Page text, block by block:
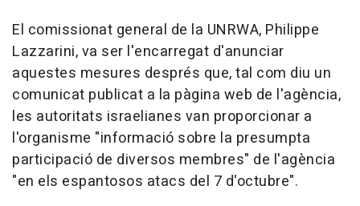
El comissionat general de la UNRWA, Philippe
Lazzarini, va ser l'encarregat d'anunciar
aquestes mesures després que, tal com diu un
comunicat publicat a la pàgina web de l'agència,
les autoritats israelianes van proporcionar a
l'organisme "informació sobre la presumpta
participació de diversos membres" de l'agència
"en els espantosos atacs del 7 d'octubre".